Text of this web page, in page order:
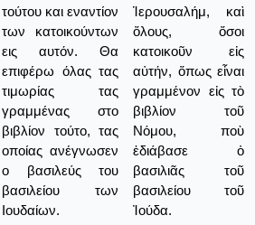
τούτου και εναντίον
των κατοικούντων
εις αυτόν. Θα
επιφέρω όλας τας
τιμωρίας τας
γραμμένας στο
βιβλίον τούτο, τας
οποίας ανέγνωσεν
ο βασιλεύς του
βασιλείου των
Ιουδαίων.
Ἱερουσαλήμ, καὶ
ὅλους, ὅσοι
κατοικοῦν εἰς
αὐτήν, ὅπως εἶναι
γραμμένον εἰς τὸ
βιβλίον τοῦ
Νόμου, ποὺ
ἐδιάβασε ὁ
βασιλιᾶς τοῦ
βασιλείου τοῦ
Ἰούδα.